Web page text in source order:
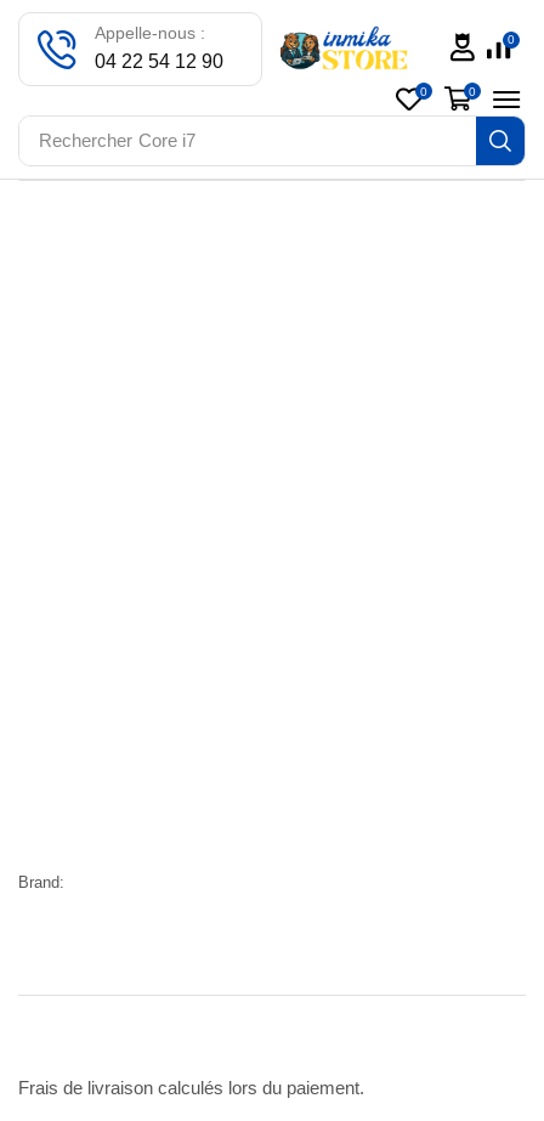
Rechercher Core i7
Appelle-nous :
04 22 54 12 90
0
0 0
Brand:
Frais de livraison calculés lors du paiement.